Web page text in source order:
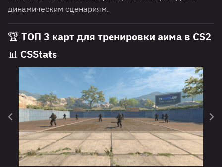
динамическим сценариям.
🏆 ТОП 3 карт для тренировки аима в CS2
📊 CSStats